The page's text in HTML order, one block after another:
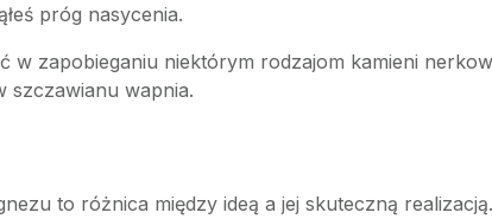
próg nasycenia.
w zapobieganiu niektórym rodzajom kamieni
szczawianu wapnia.
to różnica między ideą a jej skuteczną